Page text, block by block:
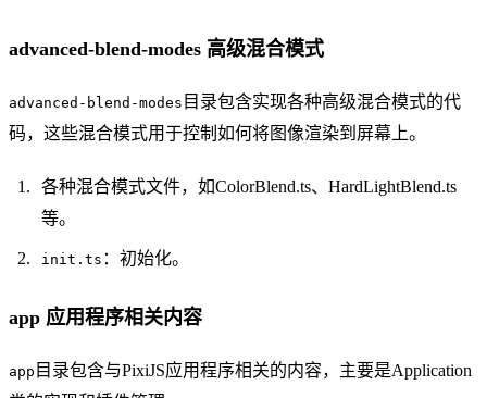
advanced-blend-modes 高级混合模式
advanced-blend-modes 目录包含实现各种高级混合模式的代
码，这些混合模式用于控制如何将图像渲染到屏幕上。
各种混合模式文件，如ColorBlend.ts、HardLightBlend.ts
等。
init.ts ：初始化。
app 应用程序相关内容
app 目录包含与PixiJS应用程序相关的内容，主要是Application